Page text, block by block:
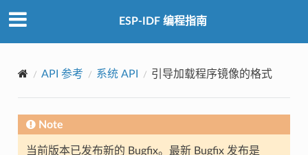
ESP-IDF 编程指南
API 参考 系统 API 引导加载程序镜像的格式
Note
当前版本已发布新的 Bugfix。最新 Bugfix 发布是